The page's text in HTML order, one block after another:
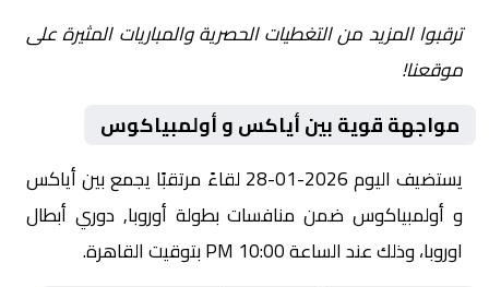
ترقبوا المزيد من التغطيات الحصرية والمباريات المثيرة على
موقعنا!
مواجهة قوية بين أياكس و أولمبياكوس
يستضيف اليوم 2026-01-28 لقاءً مرتقبًا يجمع بين أياكس
و أولمبياكوس ضمن منافسات بطولة أوروبا, دوري أبطال
اوروبا، وذلك عند الساعة 10:00 PM بتوقيت القاهرة.